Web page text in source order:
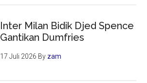
Inter Milan Bidik Djed Spence
Gantikan Dumfries
17 Juli 2026 By zam